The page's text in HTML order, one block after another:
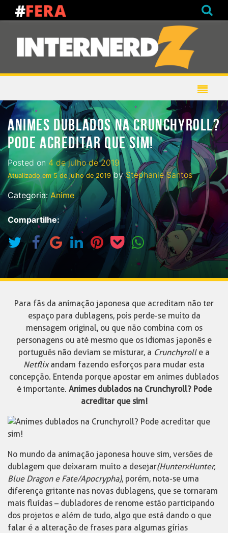
ANIMES DUBLADOS NA CRUNCHYROLL?
PODE ACREDITAR QUE SIM!
Posted on 4 de julho de 2019
Atualizado em 5 de julho de 2019 byStephanie Santos
Categoria:Anime
Compartilhe:
Para fãs da animação japonesa que acreditam não ter
espaço para dublagens, pois perde-se muito da
mensagem original, ou que não combina com os
personagens ou até mesmo que os idiomas japonês e
português não deviam se misturar, a Crunchyrolle a
Netflixandam fazendo esforços para mudar esta
concepção. Entenda porque apostar em animes dublados
é importante. Animes dublados na Crunchyroll? Pode
acreditar que sim!
No mundo da animação japonesa houve sim, versões de
dublagem que deixaram muito a desejar(HunterxHunter,
Blue Dragon e Fate/Apocrypha), porém, nota-se uma
diferença gritante nas novas dublagens, que se tornaram
mais fluídas – dubladores de renome estão participando
dos projetos e além de tudo, algo que está dando o que
falar é a alteração de frases para algumas gírias